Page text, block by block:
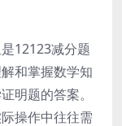
12123减分题
和掌握数学知
明题的答案。
操作中往往需